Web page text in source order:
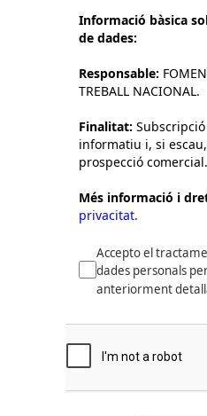
Informació bàsica
de dades:
Responsable:
TREBALL NACIONAL.
Finalitat:
informatiu i, si
prospecció comercial.
Més informació i
privacitat.
Accepto el
dades personals
anteriorment